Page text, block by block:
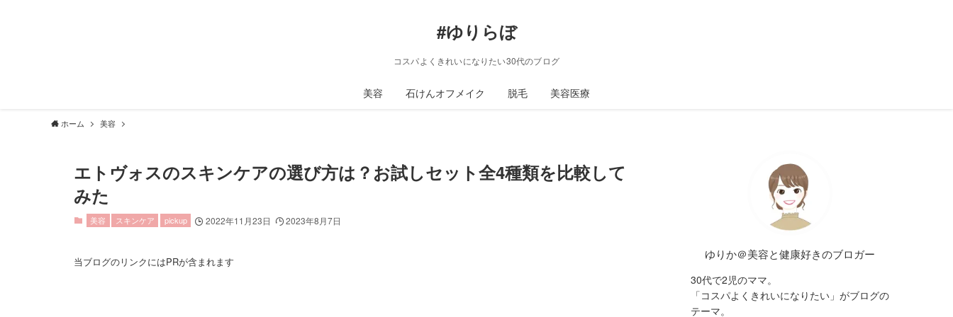
#ゆりらぼ
コスパよくきれいになりたい30代のブログ
美容 石けんオフメイク 脱毛 美容医療
ホーム 美容
エトヴォスのスキンケアの選び方は？お試しセット全4種類を比較して
みた
美容 スキンケア pickup 2022年11月23日 2023年8月7日
当ブログのリンクにはPRが含まれます
ゆりか＠美容と健康好きのブロガー
30代で2児のママ。
「コスパよくきれいになりたい」がブログの
テーマ。